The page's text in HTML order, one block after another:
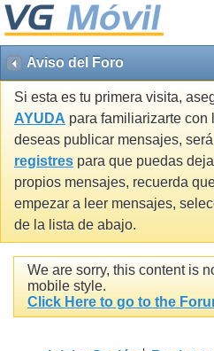
Aviso del Foro
Si esta es tu primera visita,
AYUDA para familiarizarte con
deseas publicar mensajes,
registres para que puedas
propios mensajes, recuerda
empezar a leer mensajes,
de la lista de abajo.
We are sorry, this content is
mobile style.
Click Here to go to the